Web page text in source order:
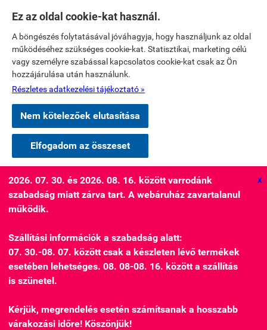
Ez az oldal cookie-kat használ.
A böngészés folytatásával jóváhagyja, hogy használjunk az oldal
működéséhez szükséges cookie-kat. Statisztikai, marketing célú
vagy személyre szabással kapcsolatos cookie-kat csak az Ön
hozzájárulása után használunk.
Részletes adatkezelési tájékoztató »
Nem kötelezőek elutasítása
Elfogadom az összeset
2026. 07. 30. és 2026. 08. 16. között varrodánk
szabadság miatt zárva tart. A webáruház zavartalanul
működik.
Szállítási információk a szabadság alatt:
07. 30.-08. 07. között csak a készleten lévő termékek
esetében lehetséges. 08. 08-08. 16. között a szállítás
is szünetel.
Kérjük, megrendelés esetén számítsanak a hosszabb
várakozási időre! Köszönjük!
X